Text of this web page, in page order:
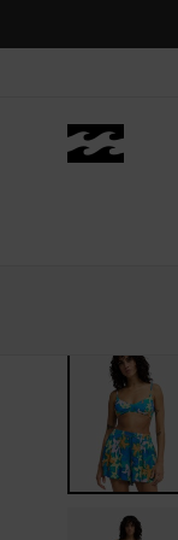
produto